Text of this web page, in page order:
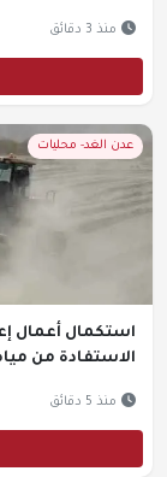
منذ 3 دقائق
عدن الغد- محليات
استكمال أعمال
الاستفادة من
منذ 5 دقائق